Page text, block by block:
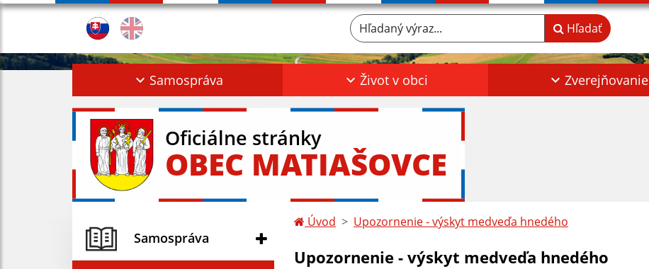
Hľadaný výraz... Hľadať
Samospráva Život v obci Zverejňovanie
Oficiálne stránky
OBEC MATIAŠOVCE
Samospráva
Úvod Upozornenie - výskyt medveďa hnedého
Upozornenie - výskyt medveďa hnedého